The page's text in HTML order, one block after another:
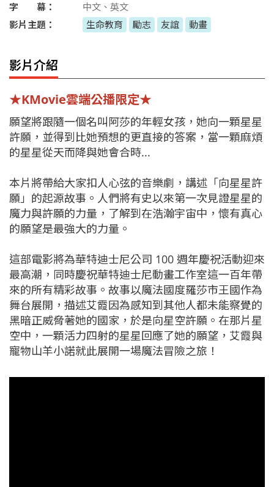
字 幕：
中文、英文
影片主題：
生命教育 勵志 友誼 動畫
影片介紹
★KMovie雲端公播限定★
願望將跟隨一個名叫阿莎的年輕女孩，她向一顆星星
許願，並得到比她預想的更直接的答案，當一顆麻煩
的星星從天而降與她會合時...
本片將帶給大家扣人心弦的音樂劇，講述「向星星許
願」的起源故事。人們將有史以來第一次見證星星的
魔力與許願的力量，了解到在浩瀚宇宙中，懷有真心
的願望是最強大的力量。
這部電影將為華特迪士尼公司 100 週年慶祝活動迎來
最高潮，同時慶祝華特迪士尼動畫工作室這一百年帶
來的所有精彩故事。故事以魔法國度羅莎市王國作為
舞台展開，描述艾霞因為感知到其他人都未能察覺的
黑暗正威脅著她的國家，於是向星空許願。在那片星
空中，一顆活力四射的星星回應了她的願望，艾霞與
寵物山羊小諾就此展開一場魔法冒險之旅！